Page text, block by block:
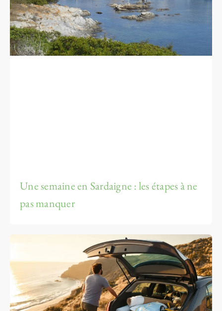
Une semaine en Sardaigne : les étapes à ne
pas manquer